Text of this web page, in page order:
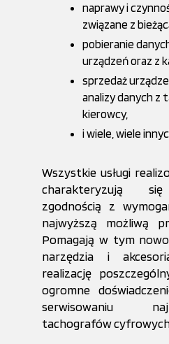
naprawy i
związane z
pobieranie
urządzeń oraz z
sprzedaż
analizy danych z
kierowcy,
i wiele, wiele
Wszystkie usługi
charakteryzują
zgodnością z
najwyższą możliwą
Pomagają w tym
narzędzia i
realizację
ogromne
serwisowaniu
tachografów